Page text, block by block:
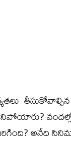
తీసుకోవాల్సిన
అనేది